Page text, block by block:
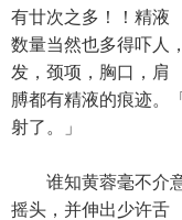
有廿次之多！！精液
数量当然也多得吓人
发，颈项，胸口，肩
膊都有精液的痕迹
射了。」
谁知黄蓉毫不介意
摇头，并伸出少许舌